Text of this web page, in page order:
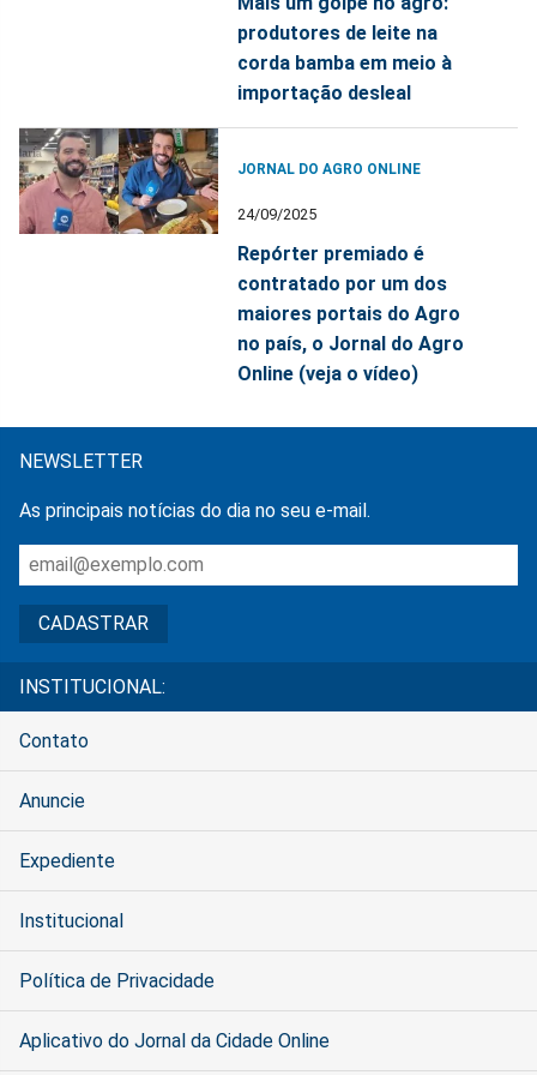
produtores de leite na
corda bamba em meio à
importação desleal
JORNAL DO AGRO ONLINE
24/09/2025
Repórter premiado é
contratado por um dos
maiores portais do Agro
no país, o Jornal do Agro
Online (veja o vídeo)
NEWSLETTER
As principais notícias do dia no seu e-mail.
INSTITUCIONAL:
Contato
Anuncie
Expediente
Institucional
Política de Privacidade
Aplicativo do Jornal da Cidade Online